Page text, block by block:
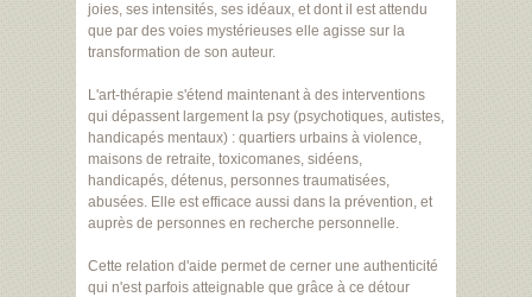
joies, ses intensités, ses idéaux, et dont il est attendu
que par des voies mystérieuses elle agisse sur la
transformation de son auteur.
L'art-thérapie s'étend maintenant à des interventions
qui dépassent largement la psy (psychotiques, autistes,
handicapés mentaux) : quartiers urbains à violence,
maisons de retraite, toxicomanes, sidéens,
handicapés, détenus, personnes traumatisées,
abusées. Elle est efficace aussi dans la prévention, et
auprès de personnes en recherche personnelle.
Cette relation d'aide permet de cerner une authenticité
qui n'est parfois atteignable que grâce à ce détour